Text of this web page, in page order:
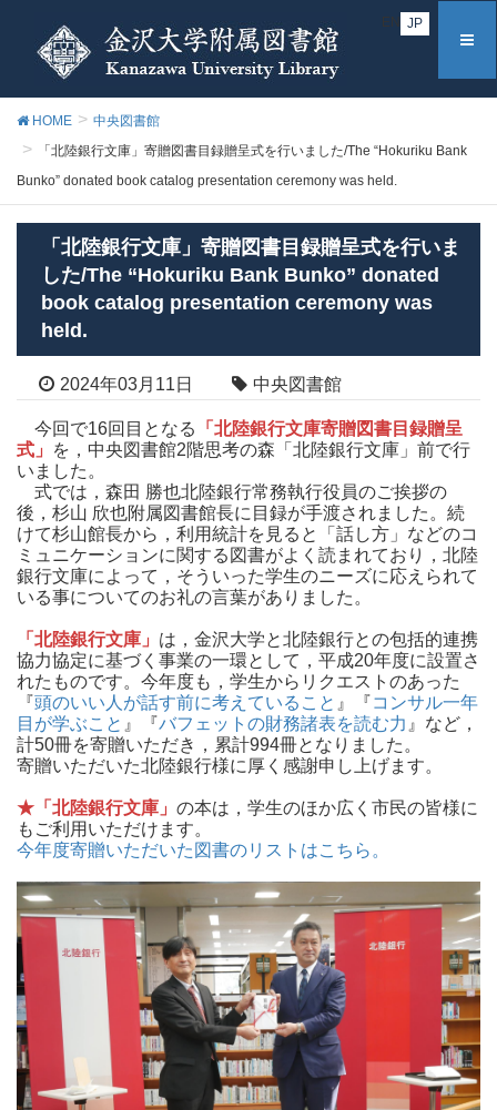
EN JP
HOME
中央図書館
「北陸銀行文庫」寄贈図書目録贈呈式を行いました/The “Hokuriku Bank
Bunko” donated book catalog presentation ceremony was held.
「北陸銀行文庫」寄贈図書目録贈呈式を行いま
した/The “Hokuriku Bank Bunko” donated
book catalog presentation ceremony was
held.
2024年03月11日 中央図書館
今回で16回目となる
「北陸銀行文庫寄贈図書目録贈呈
式」
を，中央図書館2階思考の森「北陸銀行文庫」前で行
いました。
式では，森田 勝也北陸銀行常務執行役員のご挨拶の
後，杉山 欣也附属図書館長に目録が手渡されました。続
けて杉山館長から，利用統計を見ると「話し方」などのコ
ミュニケーションに関する図書がよく読まれており，北陸
銀行文庫によって，そういった学生のニーズに応えられて
いる事についてのお礼の言葉がありました。
「北陸銀行文庫」 は，金沢大学と北陸銀行との包括的連携
協力協定に基づく事業の一環として，平成20年度に設置さ
れたものです。今年度も，学生からリクエストのあった
『頭のいい人が話す前に考えていること 』『コンサル一年
目が学ぶこと 』『バフェットの財務諸表を読む力 』など，
計50冊を寄贈いただき，累計994冊となりました。
寄贈いただいた北陸銀行様に厚く感謝申し上げます。
★「北陸銀行文庫」 の本は，学生のほか広く市民の皆様に
もご利用いただけます。
今年度寄贈いただいた図書のリストはこちら。